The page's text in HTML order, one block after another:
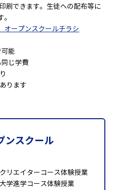
刷できます。生徒への配布等に
オープンスクールチラシ
能
じ学費
ります
ンスクール
リエイターコース体験授業
学進学コース体験授業